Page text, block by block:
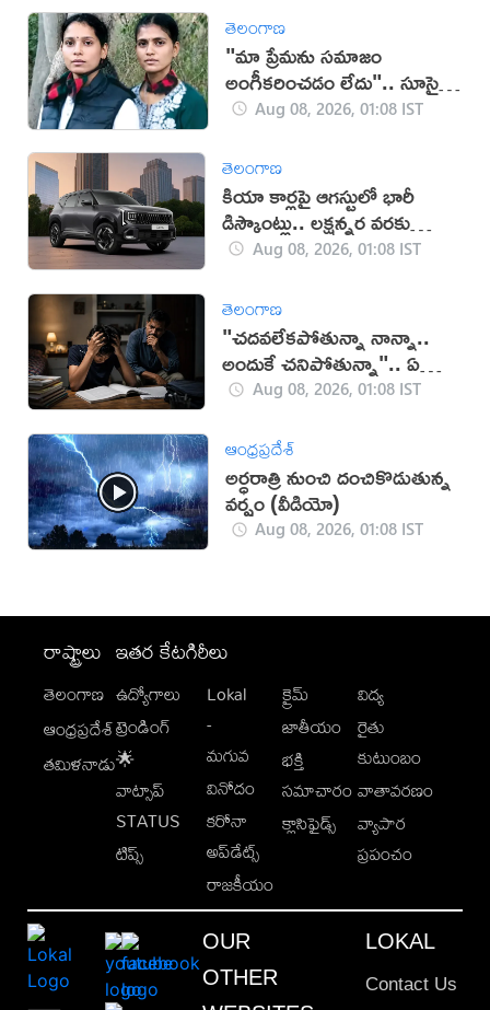
తెలంగాణ
"మా ప్రేమను సమాజం
అంగీకరించడం లేదు".. సూసైడ్
చేసుకున్న ఇద్దరు యువతులు
Aug 08, 2026, 01:08 IST
తెలంగాణ
కియా కార్లపై ఆగస్టులో భారీ
డిస్కౌంట్లు.. లక్షన్నర వరకు
ఆఫర్లు!Aug 08, 2026, 01:08 IST
తెలంగాణ
"చదవలేకపోతున్నా నాన్నా..
అందుకే చనిపోతున్నా".. ఏడో
తరగతి బాలుడు సూసైడ్
Aug 08, 2026, 01:08 IST
ఆంధ్రప్రదేశ్
అర్ధరాత్రి నుంచి దంచికొడుతున్న
వర్షం (వీడియో)
Aug 08, 2026, 01:08 IST
రాష్ట్రాలు
తెలంగాణ
ఆంధ్రప్రదేశ్
తమిళనాడు
ఇతర కేటగిరీలు
ఉద్యోగాలు
ట్రెండింగ్
🌟
వాట్సాప్
STATUS
టిప్స్
Lokal
-
మగువ
వినోదం
కరోనా
అప్‌డేట్స్
రాజకీయం
క్రైమ్
జాతీయం
భక్తి
సమాచారం
క్లాసిఫైడ్స్
విద్య
రైతు
కుటుంబం
వాతావరణం
వ్యాపార
ప్రపంచం
OUR
OTHER
LOKAL
Contact Us